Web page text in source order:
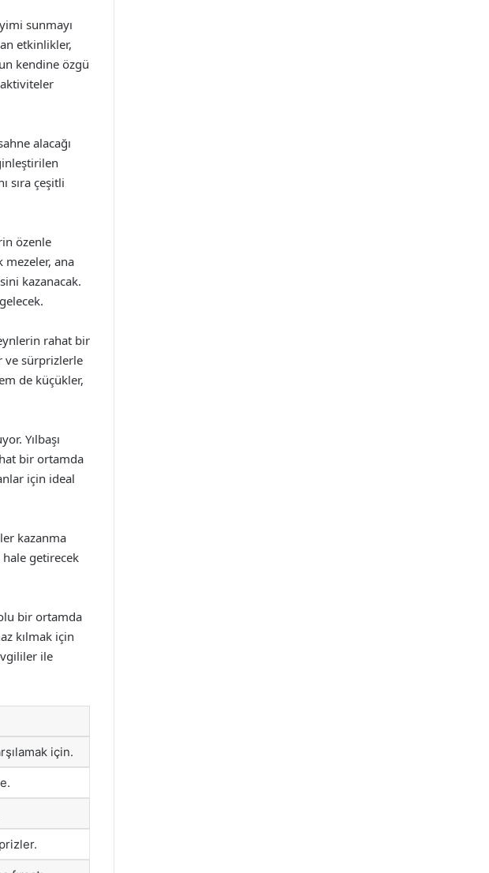
sunmayı
etkinlikler,
kendine özgü
alacağı
sıra çeşitli
özenle
mezeler, ana
kazanacak.
rahat bir
ve sürprizlerle
de küçükler,
Yılbaşı
bir ortamda
için ideal
kazanma
hale getirecek
bir ortamda
kılmak için
ile
için.